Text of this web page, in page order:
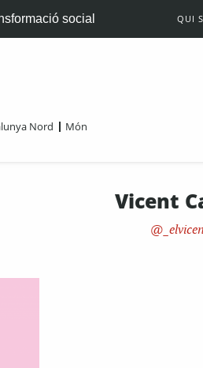
social QUI
Nord Món
Vicent